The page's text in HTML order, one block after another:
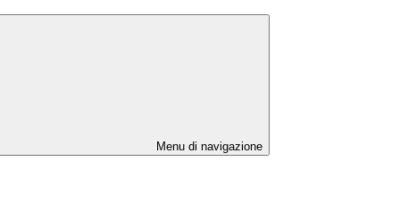
Menu di navigazione